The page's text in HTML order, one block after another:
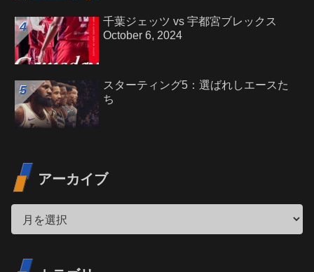
千葉ジェッツ vs 宇都宮ブレックス
October 6, 2024
スターティング5：選ばれしエースた
ち
アーカイブ